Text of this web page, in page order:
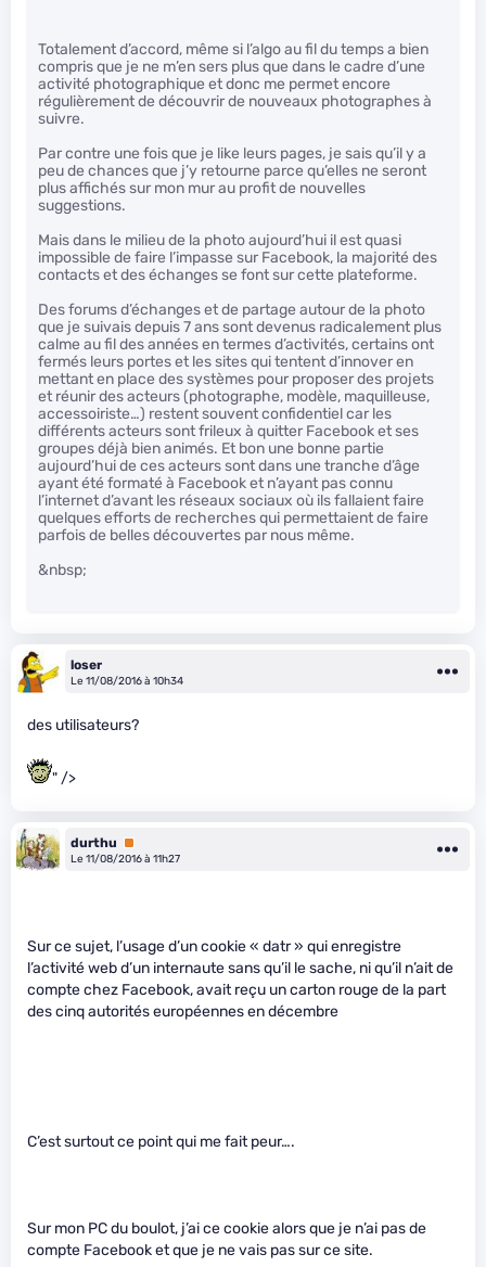
Totalement d’accord, même si l’algo au fil du temps a bien
compris que je ne m’en sers plus que dans le cadre d’une
activité photographique et donc me permet encore
régulièrement de découvrir de nouveaux photographes à
suivre.
Par contre une fois que je like leurs pages, je sais qu’il y a
peu de chances que j’y retourne parce qu’elles ne seront
plus affichés sur mon mur au profit de nouvelles
suggestions.
Mais dans le milieu de la photo aujourd’hui il est quasi
impossible de faire l’impasse sur Facebook, la majorité des
contacts et des échanges se font sur cette plateforme.
Des forums d’échanges et de partage autour de la photo
que je suivais depuis 7 ans sont devenus radicalement plus
calme au fil des années en termes d’activités, certains ont
fermés leurs portes et les sites qui tentent d’innover en
mettant en place des systèmes pour proposer des projets
et réunir des acteurs (photographe, modèle, maquilleuse,
accessoiriste…) restent souvent confidentiel car les
différents acteurs sont frileux à quitter Facebook et ses
groupes déjà bien animés. Et bon une bonne partie
aujourd’hui de ces acteurs sont dans une tranche d’âge
ayant été formaté à Facebook et n’ayant pas connu
l’internet d’avant les réseaux sociaux où ils fallaient faire
quelques efforts de recherches qui permettaient de faire
parfois de belles découvertes par nous même.
&nbsp;
loser
Le 11/08/2016 à 10h34
des utilisateurs?
" />
durthu
Premium
Le 11/08/2016 à 11h27
Sur ce sujet, l’usage d’un cookie « datr » qui enregistre
l’activité web d’un internaute sans qu’il le sache, ni qu’il n’ait de
compte chez Facebook, avait reçu un carton rouge de la part
des cinq autorités européennes en décembre
C’est surtout ce point qui me fait peur….
Sur mon PC du boulot, j’ai ce cookie alors que je n’ai pas de
compte Facebook et que je ne vais pas sur ce site.